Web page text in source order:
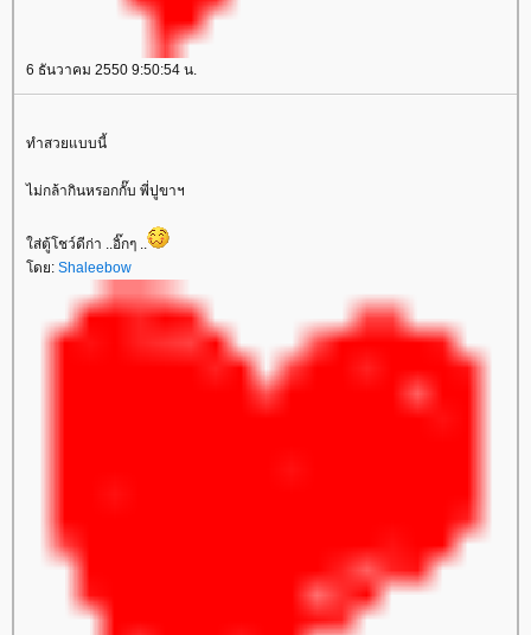
6 ธันวาคม 2550 9:50:54 น.
ทำสวยแบบนี้
ไม่กล้ากินหรอกกั๊บ พี่ปูขาฯ
ส่ตู้โชว์ดีก่า ..อิ๊กๆ ..
ดย: Shaleebow